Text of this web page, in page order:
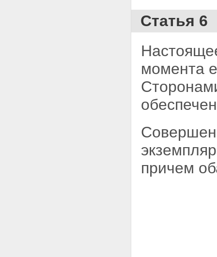
Статья 6
момента
причем